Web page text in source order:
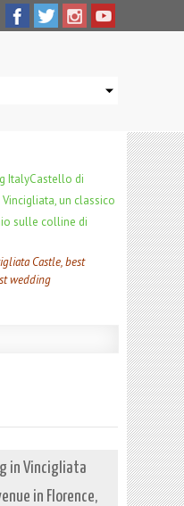
ItalyCastello di
un classico
sulle colline di
Castle, best
wedding
in Vincigliata
in Florence,